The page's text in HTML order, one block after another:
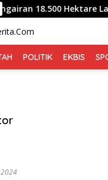
18.500 Hektare Lahan
POLITIK EKBIS